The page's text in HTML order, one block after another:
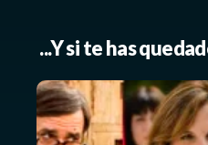
...Y si te has